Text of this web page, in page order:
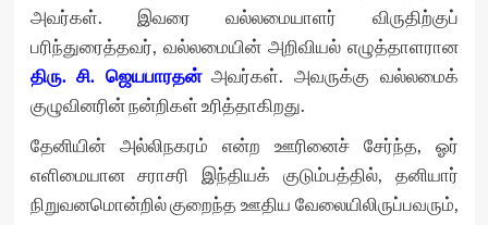
அவர்கள். இவரை வல்லமையாளர் விருதிற்குப்
பரிந்துரைத்தவர், வல்லமையின் அறிவியல் எழுத்தாளரான
திரு. சி. ஜெயபாரதன் அவர்கள். அவருக்கு வல்லமைக்
குழுவினரின் நன்றிகள் உரித்தாகிறது.
தேனியின் அல்லிநகரம் என்ற ஊரினைச் சேர்ந்த, ஓர்
எளிமையான சராசரி இந்தியக் குடும்பத்தில், தனியார்
நிறுவனமொன்றில் குறைந்த ஊதிய வேலையிலிருப்பவரும்,